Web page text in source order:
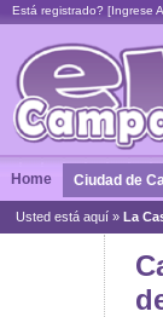
Está registrado? [Ingrese
Home Ciudad de
Usted está aquí » La